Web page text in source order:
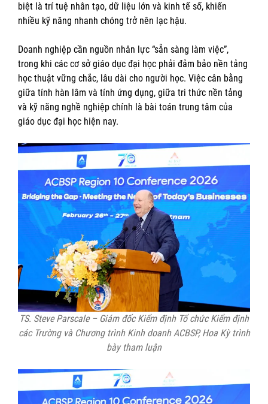
biệt là trí tuệ nhân tạo, dữ liệu lớn và kinh tế số, khiến
nhiều kỹ năng nhanh chóng trở nên lạc hậu.
Doanh nghiệp cần nguồn nhân lực “sẵn sàng làm việc”,
trong khi các cơ sở giáo dục đại học phải đảm bảo nền tảng
học thuật vững chắc, lâu dài cho người học. Việc cân bằng
giữa tính hàn lâm và tính ứng dụng, giữa tri thức nền tảng
và kỹ năng nghề nghiệp chính là bài toán trung tâm của
giáo dục đại học hiện nay.
TS. Steve Parscale – Giám đốc Kiểm định Tổ chức Kiểm định
các Trường và Chương trình Kinh doanh ACBSP, Hoa Kỳ trình
bày tham luận